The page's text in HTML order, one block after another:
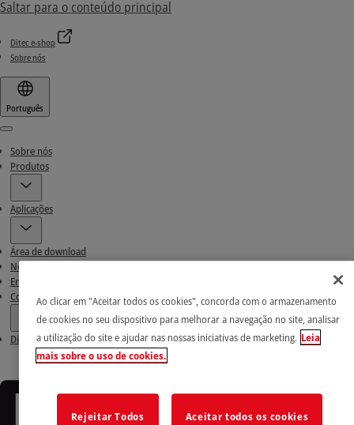
Saltar para o conteúdo principal
Ditec e-shop
Sobre nós
Português
Menu
Sobre nós
Produtos
Aplicações
Área de download
Notícias e Histórias de sucesso
Encontre nossos Parceiros
Contactos
Ditec e-shop
Ao clicar em "Aceitar todos os cookies", concorda com o armazenamento
de cookies no seu dispositivo para melhorar a navegação no site, analisar
a utilização do site e ajudar nas nossas iniciativas de marketing. Leia
mais sobre o uso de cookies.
Rejeitar Todos Aceitar todos os cookies